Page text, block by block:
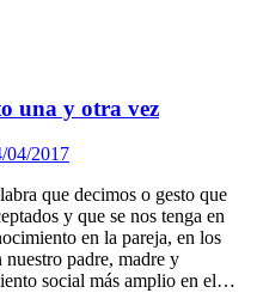
una y otra vez
04/2017
que decimos o gesto que
y que se nos tenga en
en la pareja, en los
padre, madre y
social más amplio en el…